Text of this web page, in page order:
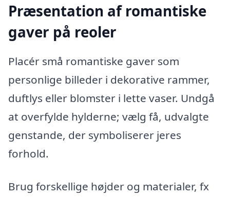
Præsentation af romantiske
gaver på reoler
Placér små romantiske gaver som
personlige billeder i dekorative rammer,
duftlys eller blomster i lette vaser. Undgå
at overfylde hylderne; vælg få, udvalgte
genstande, der symboliserer jeres
forhold.
Brug forskellige højder og materialer, fx